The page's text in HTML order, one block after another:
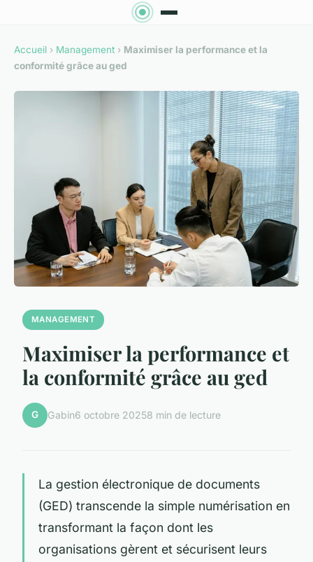
Accueil › Management › Maximiser la performance et la
conformité grâce au ged
MANAGEMENT
Maximiser la performance et
la conformité grâce au ged
G Gabin6 octobre 20258 min de lecture
La gestion électronique de documents
(GED) transcende la simple numérisation en
transformant la façon dont les
organisations gèrent et sécurisent leurs